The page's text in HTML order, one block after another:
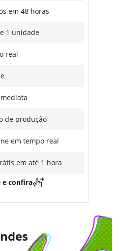
em 48 horas
1 unidade
real
de produção
em tempo real
em até 1 hora
e confira